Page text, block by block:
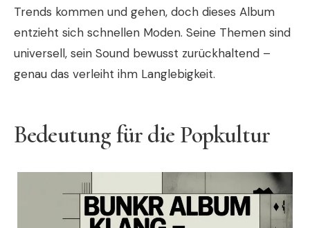
Trends kommen und gehen, doch dieses Album
entzieht sich schnellen Moden. Seine Themen sind
universell, sein Sound bewusst zurückhaltend –
genau das verleiht ihm Langlebigkeit.
Bedeutung für die Popkultur